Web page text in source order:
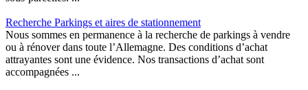
Recherche Parkings et aires de stationnement
Nous sommes en permanence à la recherche de parkings à vendre
ou à rénover dans toute l’Allemagne. Des conditions d’achat
attrayantes sont une évidence. Nos transactions d’achat sont
accompagnées ...